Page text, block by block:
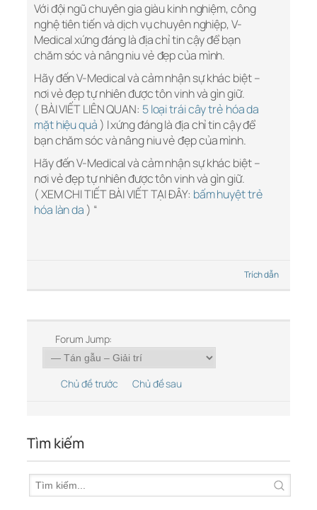
Với đội ngũ chuyên gia giàu kinh nghiệm, công
nghệ tiên tiến và dịch vụ chuyên nghiệp, V-
Medical xứng đáng là địa chỉ tin cậy để bạn
chăm sóc và nâng niu vẻ đẹp của mình.
Hãy đến V-Medical và cảm nhận sự khác biệt –
nơi vẻ đẹp tự nhiên được tôn vinh và gìn giữ.
( BÀI VIẾT LIÊN QUAN: 5 loại trái cây trẻ hóa da
mặt hiệu quả ) l xứng đáng là địa chỉ tin cậy để
bạn chăm sóc và nâng niu vẻ đẹp của mình.
Hãy đến V-Medical và cảm nhận sự khác biệt –
nơi vẻ đẹp tự nhiên được tôn vinh và gìn giữ.
( XEM CHI TIẾT BÀI VIẾT TẠI ĐÂY: bấm huyệt trẻ
hóa làn da ) “
Trích dẫn
Forum Jump:
Chủ đề trước Chủ đề sau
Tìm kiếm